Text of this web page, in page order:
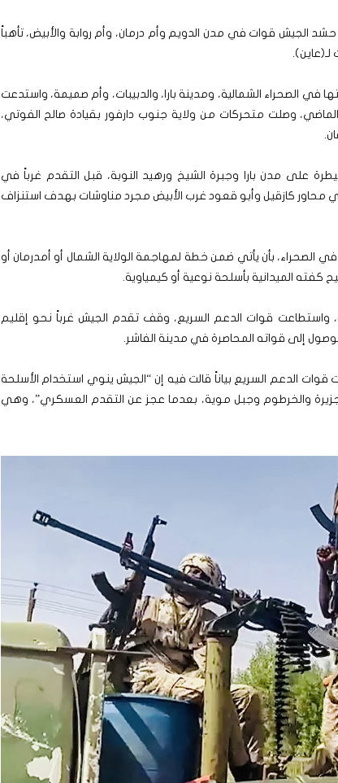
الجيش قوات في مدن الدويم وأم درمان، وأم روابة والأبيض، تأهباً
الصحراء الشمالية، ومدينة بارا، والدبيبات، وأم صميمة، واستدعت
وصلت متحركات من ولاية جنوب دارفور بقيادة صالح الفوتي،
على مدن بارا وجبرة الشيخ ورهيد النوبة، قبل التقدم غرباً في
محاور كازقيل وأبو قعود غرب الأبيض مجرد مناوشات بهدف استنزاف
الصحراء، بأن يأتي ضمن خطة لمهاجمة الولاية الشمال أو أمدرمان أو
كفته الميدانية بأسلحة نوعية أو كيمياوية.
واستطاعت قوات الدعم السريع، وقف تقدم الجيش غرباً نحو إقليم
إلى قواته المحاصرة في مدينة الفاشر.
الدعم السريع بياناً قالت فيه إن “الجيش ينوي استخدام الأسلحة
والخرطوم وجبل موية، بعدما عجز عن التقدم العسكري”، وهي